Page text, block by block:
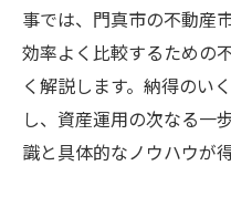
事では、門真市の不動産
効率よく比較するための
く解説します。納得のい
し、資産運用の次なる一
識と具体的なノウハウが